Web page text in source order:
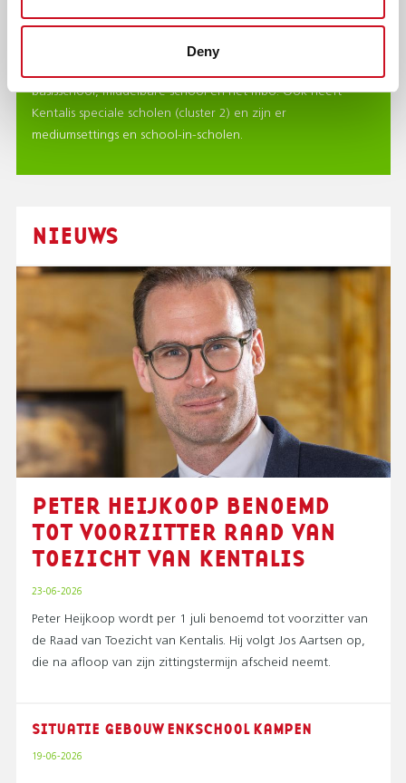
Deny
Het is belangrijk dat je je goed voelt op school en de les
goed kan volgen. Dan lukt leren ook het best. Daarom
basisschool, middelbare school en het mbo. Ook heeft
Kentalis speciale scholen (cluster 2) en zijn er
mediumsettings en school-in-scholen.
NIEUWS
PETER HEIJKOOP BENOEMD
TOT VOORZITTER RAAD VAN
TOEZICHT VAN KENTALIS
23-06-2026
Peter Heijkoop wordt per 1 juli benoemd tot voorzitter van
de Raad van Toezicht van Kentalis. Hij volgt Jos Aartsen op,
die na afloop van zijn zittingstermijn afscheid neemt.
SITUATIE GEBOUW ENKSCHOOL KAMPEN
19-06-2026